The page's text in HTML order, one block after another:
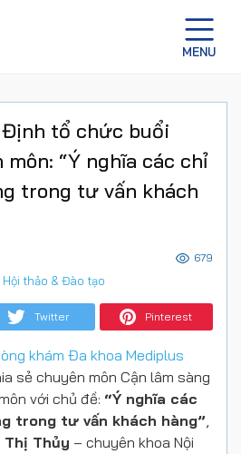
tổ chức buổi
“Ý nghĩa các chỉ
trong tư vấn khách
679
Hội thảo & Đào tạo
Twitter Pinterest
khám Đa khoa Mediplus
sẻ chuyên môn Cận lâm sàng
với chủ đề: “Ý nghĩa các
trong tư vấn khách hàng”,
Thị Thủy – chuyên khoa Nội